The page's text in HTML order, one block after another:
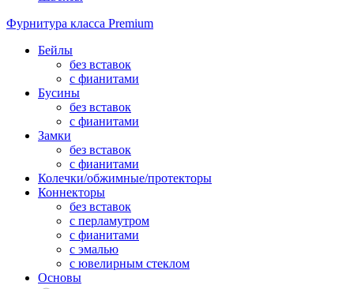
Фурнитура класса Premium
Бейлы
без вставок
с фианитами
Бусины
без вставок
с фианитами
Замки
без вставок
с фианитами
Колечки/обжимные/протекторы
Коннекторы
без вставок
с перламутром
с фианитами
с эмалью
с ювелирным стеклом
Основы